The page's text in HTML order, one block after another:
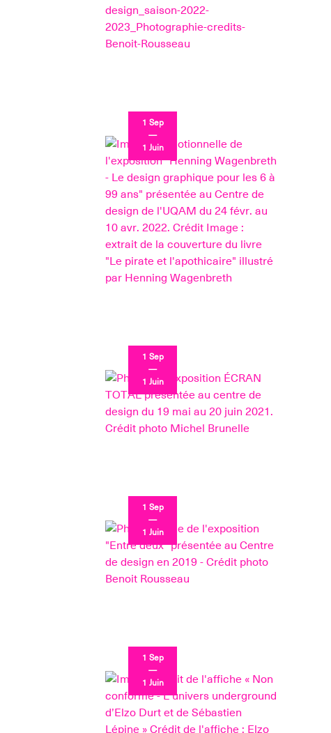
1 Sep
—
1 Juin
1 Sep
—
1 Juin
1 Sep
—
1 Juin
1 Sep
—
1 Juin